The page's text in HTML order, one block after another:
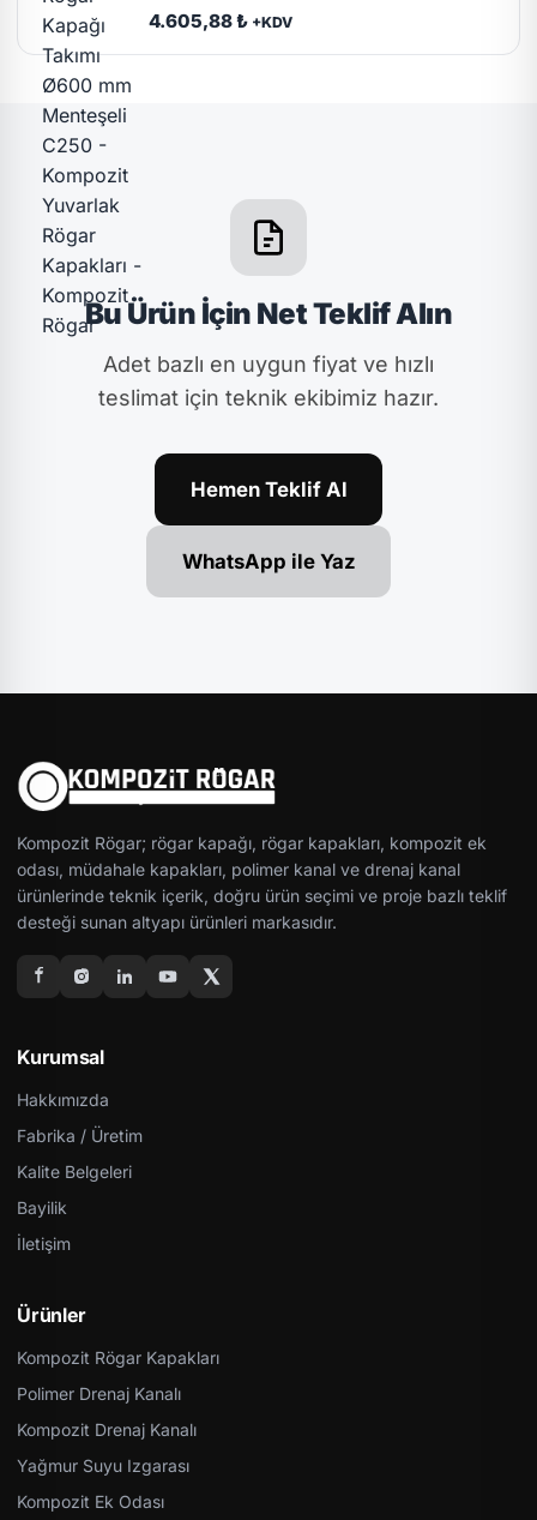
4.605,88 ₺ +KDV
Bu Ürün İçin Net Teklif Alın
Adet bazlı en uygun fiyat ve hızlı
teslimat için teknik ekibimiz hazır.
Hemen Teklif Al
WhatsApp ile Yaz
Kompozit Rögar; rögar kapağı, rögar kapakları, kompozit ek
odası, müdahale kapakları, polimer kanal ve drenaj kanal
ürünlerinde teknik içerik, doğru ürün seçimi ve proje bazlı teklif
desteği sunan altyapı ürünleri markasıdır.
Kurumsal
Hakkımızda
Fabrika / Üretim
Kalite Belgeleri
Bayilik
İletişim
Ürünler
Kompozit Rögar Kapakları
Polimer Drenaj Kanalı
Kompozit Drenaj Kanalı
Yağmur Suyu Izgarası
Kompozit Ek Odası